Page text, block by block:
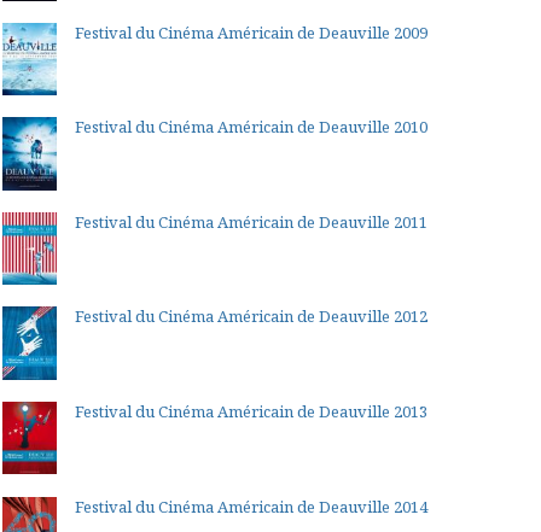
Festival du Cinéma Américain de Deauville 2009
Festival du Cinéma Américain de Deauville 2010
Festival du Cinéma Américain de Deauville 2011
Festival du Cinéma Américain de Deauville 2012
Festival du Cinéma Américain de Deauville 2013
Festival du Cinéma Américain de Deauville 2014